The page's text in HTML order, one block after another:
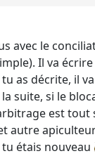
le
Il va
as décrite, il
suite, si le
est
autre
étais nouveau